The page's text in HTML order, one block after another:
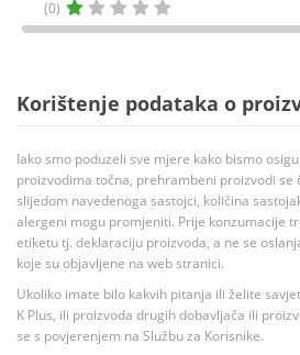
(0)
Korištenje podataka o
Iako smo poduzeli sve mjere kako bismo
proizvodima točna, prehrambeni proizvodi se
slijedom navedenoga sastojci, količina
alergeni mogu promjeniti. Prije konzumacije
etiketu tj. deklaraciju proizvoda, a ne se
koje su objavljene na web stranici.
Ukoliko imate bilo kakvih pitanja ili želite
K Plus, ili proizvoda drugih dobavljača ili
se s povjerenjem na Službu za Korisnike.